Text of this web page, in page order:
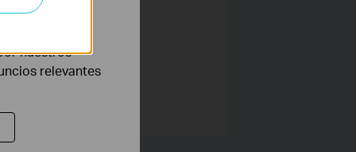
con el fin de
nuestros
relevantes